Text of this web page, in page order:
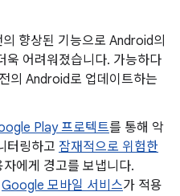
향상된 기능으로 Android의
욱 어려워졌습니다. 가능하다
의 Android로 업데이트하는
Play 프로텍트를 통해 악
터링하고 잠재적으로 위험한
자에게 경고를 보냅니다.
Google 모바일 서비스가 적용